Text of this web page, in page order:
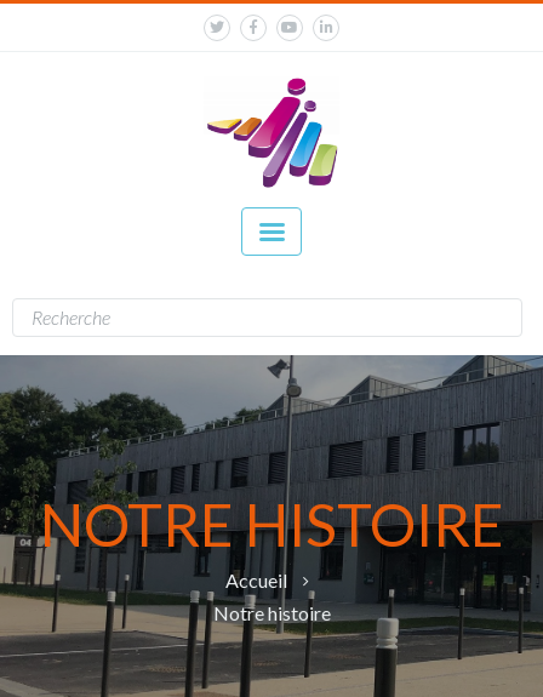
NOTRE HISTOIRE
Accueil
Notre histoire